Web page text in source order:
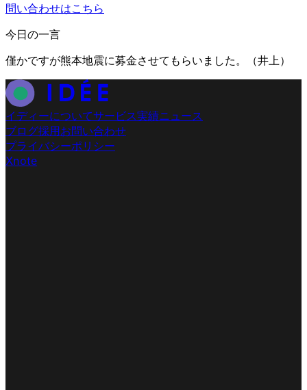
問い合わせはこちら
今日の一言
僅かですが熊本地震に募金させてもらいました。
（井上 ）
イディーについてサービス実績ニュース
ブログ採用お問い合わせ
プライバシーポリシー
Xnote